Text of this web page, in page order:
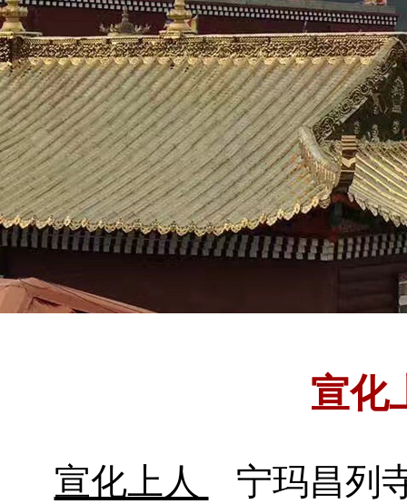
宣化
宣化上人 宁玛昌列